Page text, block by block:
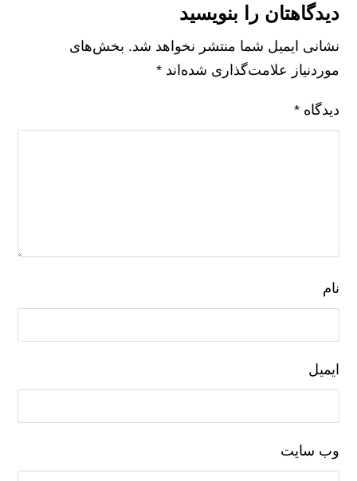
دیدگاهتان را بنویسید
نشانی ایمیل شما منتشر نخواهد شد. بخش‌های
موردنیاز علامت‌گذاری شده‌اند*
دیدگاه*
نام
ایمیل
وب‌ سایت